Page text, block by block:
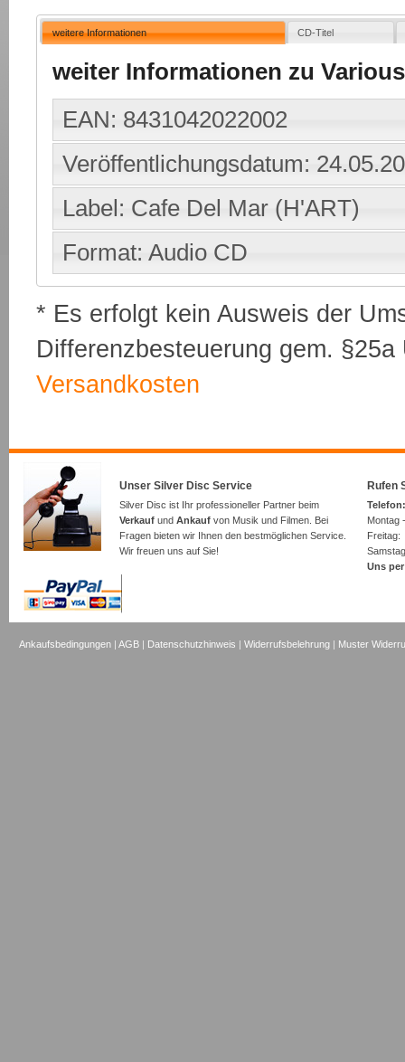
weitere Informationen CD-Titel
weiter Informationen zu
EAN: 8431042022002
Veröffentlichungsdatum:
Label: Cafe Del Mar (H'ART)
Format: Audio CD
* Es erfolgt kein Ausweis der
Differenzbesteuerung gem.
Versandkosten
Unser Silver Disc Service
Silver Disc ist Ihr professioneller Partner beim
Verkauf und Ankauf von Musik und Filmen. Bei
Fragen bieten wir Ihnen den bestmöglichen Service.
Wir freuen uns auf Sie!
Rufen
Montag
Uns
Ankaufsbedingungen |AGB | Datenschutzhinweis |Widerrufsbelehrung | Muster